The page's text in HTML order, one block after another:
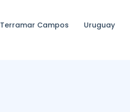
Terramar Campos Uruguay